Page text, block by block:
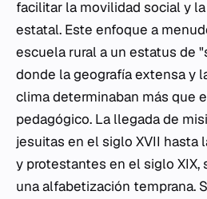
facilitar la movilidad social y
estatal. Este enfoque a
escuela rural a un estatus de
donde la geografía extensa y
clima determinaban más que
pedagógico. La llegada de
jesuitas en el siglo XVII hasta
y protestantes en el siglo XIX,
una alfabetización temprana.